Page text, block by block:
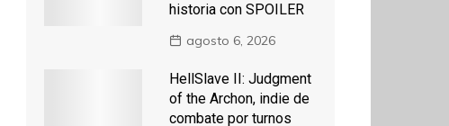
historia con SPOILER
agosto 6, 2026
HellSlave II: Judgment
of the Archon, indie de
combate por turnos